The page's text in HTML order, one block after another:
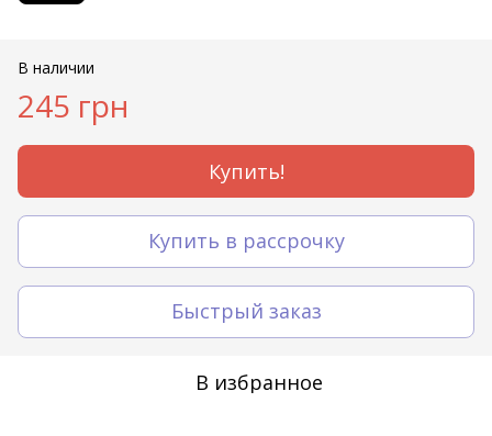
В наличии
245 грн
Купить!
Купить в рассрочку
Быстрый заказ
В избранное